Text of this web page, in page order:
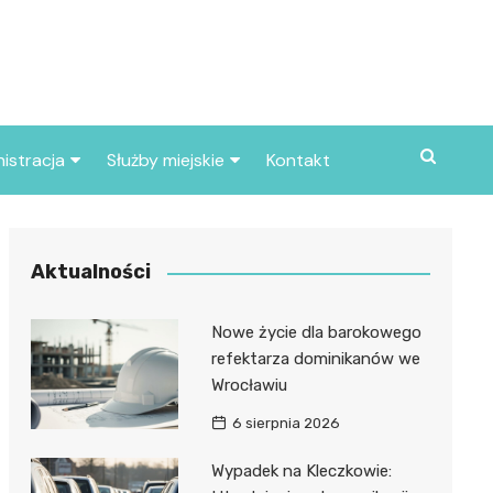
miasta
Służby miejskie
Policja
Kontakt
Aktualności
Nowe życie dla barokowego
refektarza dominikanów we
Wrocławiu
6 sierpnia 2026
Wypadek na Kleczkowie: